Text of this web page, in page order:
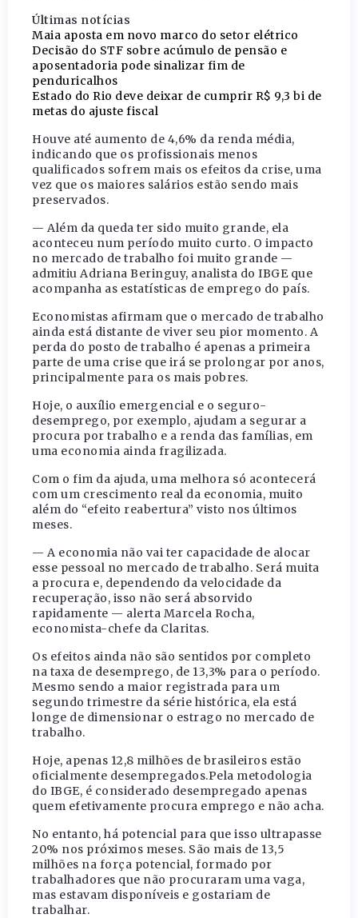
Últimas notícias
Maia aposta em novo marco do setor elétrico
Decisão do STF sobre acúmulo de pensão e
aposentadoria pode sinalizar fim de
penduricalhos
Estado do Rio deve deixar de cumprir R$ 9,3 bi de
metas do ajuste fiscal
Houve até aumento de 4,6% da renda média,
indicando que os profissionais menos
qualificados sofrem mais os efeitos da crise, uma
vez que os maiores salários estão sendo mais
preservados.
— Além da queda ter sido muito grande, ela
aconteceu num período muito curto. O impacto
no mercado de trabalho foi muito grande —
admitiu Adriana Beringuy, analista do IBGE que
acompanha as estatísticas de emprego do país.
Economistas afirmam que o mercado de trabalho
ainda está distante de viver seu pior momento. A
perda do posto de trabalho é apenas a primeira
parte de uma crise que irá se prolongar por anos,
principalmente para os mais pobres.
Hoje, o auxílio emergencial e o seguro-
desemprego, por exemplo, ajudam a segurar a
procura por trabalho e a renda das famílias, em
uma economia ainda fragilizada.
Com o fim da ajuda, uma melhora só acontecerá
com um crescimento real da economia, muito
além do “efeito reabertura” visto nos últimos
meses.
— A economia não vai ter capacidade de alocar
esse pessoal no mercado de trabalho. Será muita
a procura e, dependendo da velocidade da
recuperação, isso não será absorvido
rapidamente — alerta Marcela Rocha,
economista-chefe da Claritas.
Os efeitos ainda não são sentidos por completo
na taxa de desemprego, de 13,3% para o período.
Mesmo sendo a maior registrada para um
segundo trimestre da série histórica, ela está
longe de dimensionar o estrago no mercado de
trabalho.
Hoje, apenas 12,8 milhões de brasileiros estão
oficialmente desempregados.Pela metodologia
do IBGE, é considerado desempregado apenas
quem efetivamente procura emprego e não acha.
No entanto, há potencial para que isso ultrapasse
20% nos próximos meses. São mais de 13,5
milhões na força potencial, formado por
trabalhadores que não procuraram uma vaga,
mas estavam disponíveis e gostariam de
trabalhar.